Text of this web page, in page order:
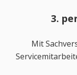
3.
Mit